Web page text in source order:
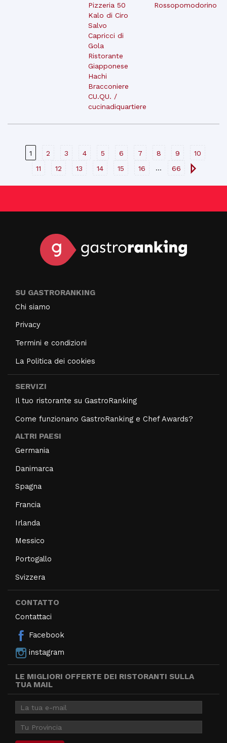
Pizzeria 50
Kalo di Ciro
Salvo
Capricci di
Gola
Ristorante
Giapponese
Hachi
Bracconiere
CU.QU. /
cucinadiquartiere
Rossopomodorino
1 2 3 4 5 6 7 8 9
10
11
12 13 14 15 16 ... 66
SU GASTRORANKING
Chi siamo
Privacy
Termini e condizioni
La Politica dei cookies
SERVIZI
Il tuo ristorante su GastroRanking
Come funzionano GastroRanking e Chef Awards?
ALTRI PAESI
Germania
Danimarca
Spagna
Francia
Irlanda
Messico
Portogallo
Svizzera
CONTATTO
Contattaci
Facebook
instagram
LE MIGLIORI OFFERTE DEI RISTORANTI SULLA
TUA MAIL